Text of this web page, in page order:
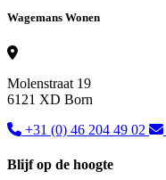
Wagemans Wonen
Molenstraat 19
6121 XD Born
+31 (0) 46 204 49 02
Blijf op de hoogte